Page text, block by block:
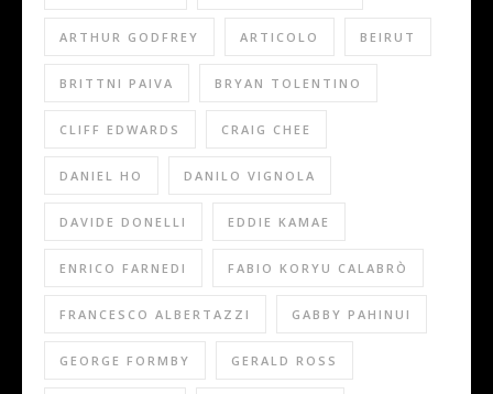
ARTHUR GODFREY ARTICOLO BEIRUT
BRITTNI PAIVA BRYAN TOLENTINO
CLIFF EDWARDS CRAIG CHEE
DANIEL HO DANILO VIGNOLA
DAVIDE DONELLI EDDIE KAMAE
ENRICO FARNEDI FABIO KORYU CALABRÒ
FRANCESCO ALBERTAZZI GABBY PAHINUI
GEORGE FORMBY GERALD ROSS